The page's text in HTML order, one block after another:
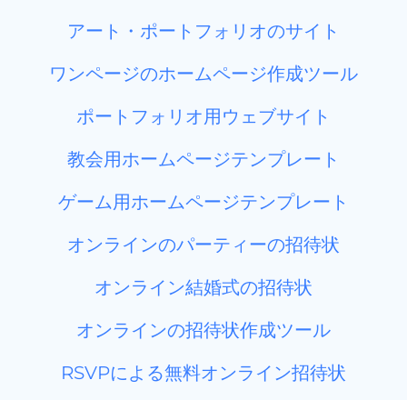
アート・ポートフォリオのサイト
ワンページのホームページ作成ツール
ポートフォリオ用ウェブサイト
教会用ホームページテンプレート
ゲーム用ホームページテンプレート
オンラインのパーティーの招待状
オンライン結婚式の招待状
オンラインの招待状作成ツール
RSVPによる無料オンライン招待状